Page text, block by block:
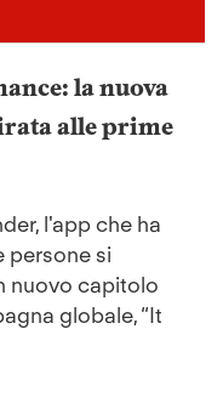
la nuova
alle prime
l'app che ha
persone si
nuovo capitolo
globale, “It